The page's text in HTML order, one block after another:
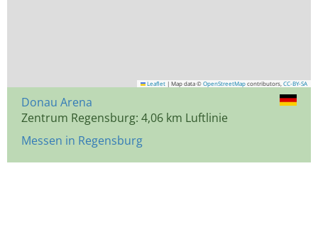
Leaflet | Map data © OpenStreetMap contributors, CC-BY-SA
Donau Arena
Zentrum Regensburg: 4,06 km Luftlinie
Messen in Regensburg